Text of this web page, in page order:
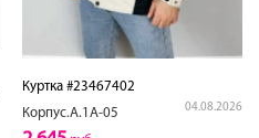
Куртка #23467402
Корпус.А.1А-05
04.08.2026